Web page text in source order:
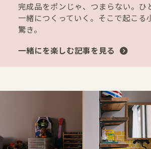
完成品をポンじゃ、つまらない。ひ
一緒につくっていく。そこで起こる
驚き。
一緒にを楽しむ記事を見る